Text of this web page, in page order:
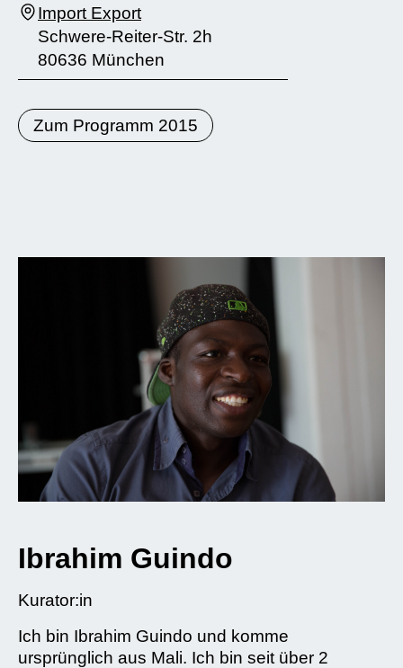
Import Export
Schwere-Reiter-Str. 2h
80636 München
Zum Programm 2015
Ibrahim Guindo
Kurator:in
Ich bin Ibrahim Guindo und komme
ursprünglich aus Mali. Ich bin seit über 2